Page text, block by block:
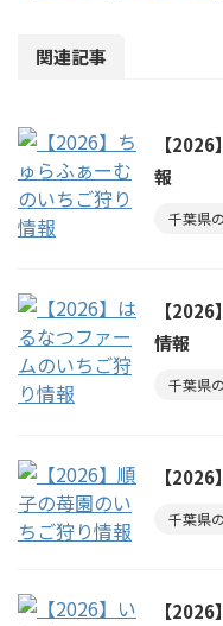
関連記事
【
報
千葉県
【
情報
千葉県
【
千葉県
【